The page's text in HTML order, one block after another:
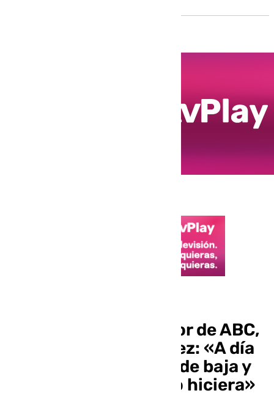
Julián Quirós, director de ABC,
sobre Florentino Pérez: «A día
de hoy no se ha dado de baja y
me gustaría que no lo hiciera»